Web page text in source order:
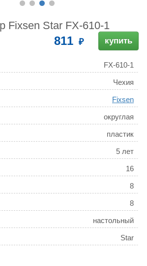
Fixsen Star FX-610-1
811 купить
FX-610-1
Чехия
Fixsen
округлая
пластик
5 лет
16
8
8
настольный
Star